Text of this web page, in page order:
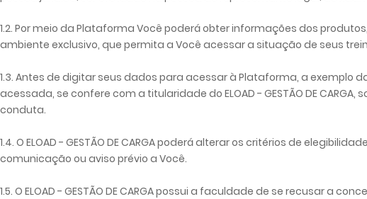
1.2. Por meio da Plataforma Você poderá obter informações dos
ambiente exclusivo, que permita a Você acessar a situação de seus
1.3. Antes de digitar seus dados para acessar à Plataforma, a
acessada, se confere com a titularidade do ELOAD - GESTÃO DE
conduta.
1.4. O ELOAD - GESTÃO DE CARGA poderá alterar os critérios de
comunicação ou aviso prévio a Você.
1.5. O ELOAD - GESTÃO DE CARGA possui a faculdade de se recusar a